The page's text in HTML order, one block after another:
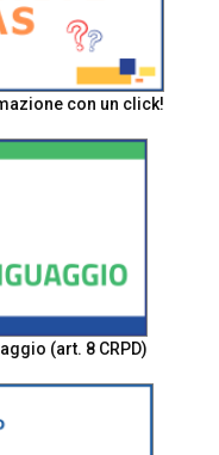
con un click!
(art. 8 CRPD)